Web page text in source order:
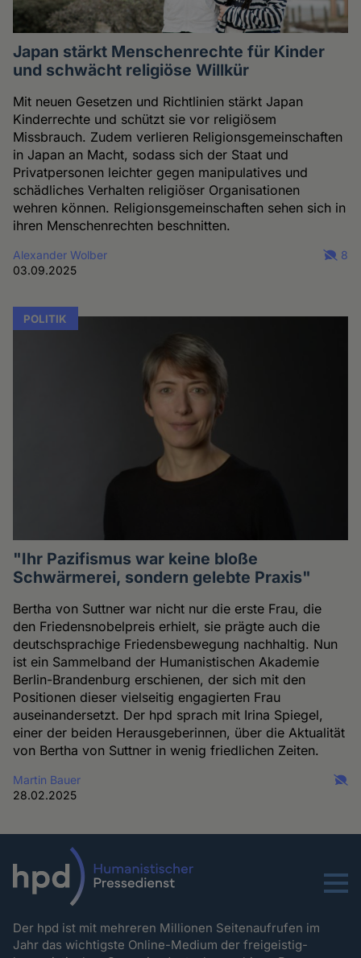
Japan stärkt Menschenrechte für Kinder
und schwächt religiöse Willkür
Mit neuen Gesetzen und Richtlinien stärkt Japan
Kinderrechte und schützt sie vor religiösem
Missbrauch. Zudem verlieren Religionsgemeinschaften
in Japan an Macht, sodass sich der Staat und
Privatpersonen leichter gegen manipulatives und
schädliches Verhalten religiöser Organisationen
wehren können. Religionsgemeinschaften sehen sich in
ihren Menschenrechten beschnitten.
Alexander Wolber
03.09.2025
8
POLITIK
"Ihr Pazifismus war keine bloße
Schwärmerei, sondern gelebte Praxis"
Bertha von Suttner war nicht nur die erste Frau, die
den Friedensnobelpreis erhielt, sie prägte auch die
deutschsprachige Friedensbewegung nachhaltig. Nun
ist ein Sammelband der Humanistischen Akademie
Berlin-Brandenburg erschienen, der sich mit den
Positionen dieser vielseitig engagierten Frau
auseinandersetzt. Der hpd sprach mit Irina Spiegel,
einer der beiden Herausgeberinnen, über die Aktualität
von Bertha von Suttner in wenig friedlichen Zeiten.
Martin Bauer
28.02.2025
Menu
Der hpd ist mit mehreren Millionen Seitenaufrufen im
Jahr das wichtigste Online-Medium der freigeistig-